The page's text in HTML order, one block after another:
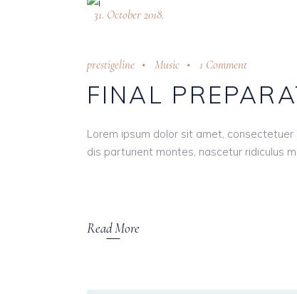
31. October 2018.
prestigeline Music 1 Comment
FINAL
Lorem ipsum dolor sit amet,
dis parturient montes, nascetur ridiculus
Read More